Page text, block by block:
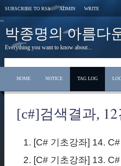
SUBSCRIBE TO RSS ADMIN WRITE
박종명의 아름다
Everything you want to know about...
HOME NOTICE TAG LOG
[c#]검색결과, 12
[C# 기초강좌] 14.
[C# 기초강좌] 13.